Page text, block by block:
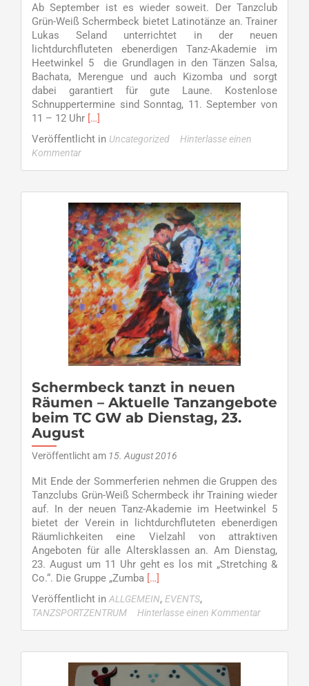
Ab September ist es wieder soweit. Der Tanzclub
Grün-Weiß Schermbeck bietet Latinotänze an. Trainer
Lukas Seland unterrichtet in der neuen
lichtdurchfluteten ebenerdigen Tanz-Akademie im
Heetwinkel 5 die Grundlagen in den Tänzen Salsa,
Bachata, Merengue und auch Kizomba und sorgt
dabei garantiert für gute Laune. Kostenlose
Schnuppertermine sind Sonntag, 11. September von
11 – 12 Uhr Read
more
about
Stück
in
Schermbeck
–
Gute
Laune
bei
Salsa,
Merengue
&
Bachata
[…]
Veröffentlicht in Uncategorized
Hinterlasse einen
Kommentar
Schermbeck tanzt in neuen
Räumen – Aktuelle Tanzangebote
beim TC GW ab Dienstag, 23.
August
Veröffentlicht am 15. August 2016
Mit Ende der Sommerferien nehmen die Gruppen des
Tanzclubs Grün-Weiß Schermbeck ihr Training wieder
auf. In der neuen Tanz-Akademie im Heetwinkel 5
bietet der Verein in lichtdurchfluteten ebenerdigen
Räumlichkeiten eine Vielzahl von attraktiven
Angeboten für alle Altersklassen an. Am Dienstag,
23. August um 11 Uhr geht es los mit „Stretching &
Co.“. Die Gruppe „Zumba Read
about
Schermbeck
tanzt
neuen
Räumen
[…]
Veröffentlicht in ALLGEMEIN, EVENTS,
TANZSPORTZENTRUM Hinterlasse einen Kommentar